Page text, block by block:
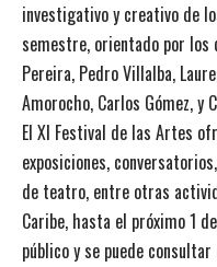
investigativo y creativo de
semestre, orientado por los
Pereira, Pedro Villalba,
Amorocho, Carlos Gómez, y
El XI Festival de las Artes
exposiciones,
de teatro, entre otras
Caribe, hasta el próximo 1
público y se puede consultar